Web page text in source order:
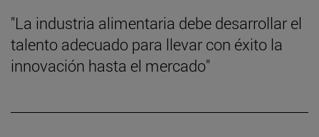
"La industria alimentaria debe desarrollar el
talento adecuado para llevar con éxito la
innovación hasta el mercado"